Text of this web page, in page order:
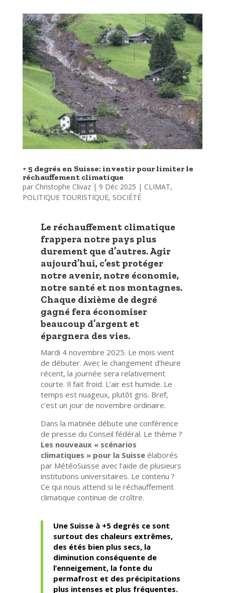
+ 5 degrés en Suisse: investir pour limiter le
réchauffement climatique
par Christophe Clivaz| 9 Déc 2025 | CLIMAT,
POLITIQUE TOURISTIQUE, SOCIÉTÉ
Le réchauffement climatique
frappera notre pays plus
durement que d’autres. Agir
aujourd’hui, c’est protéger
notre avenir, notre économie,
notre santé et nos montagnes.
Chaque dixième de degré
gagné fera économiser
beaucoup d’argent et
épargnera des vies.
Mardi 4 novembre 2025. Le mois vient
de débuter. Avec le changement d’heure
récent, la journée sera relativement
courte. Il fait froid. L’air est humide. Le
temps est nuageux, plutôt gris. Bref,
c’est un jour de novembre ordinaire.
Dans la matinée débute une conférence
de presse du Conseil fédéral. Le thème ?
Les nouveaux « scénarios
climatiques » pour la Suisseélaborés
par MétéoSuisse avec l’aide de plusieurs
institutions universitaires. Le contenu ?
Ce qui nous attend si le réchauffement
climatique continue de croître.
Une Suisse à +5 degrés ce sont
surtout des chaleurs extrêmes,
des étés bien plus secs, la
diminution conséquente de
l’enneigement, la fonte du
permafrost et des précipitations
plus intenses et plus fréquentes.